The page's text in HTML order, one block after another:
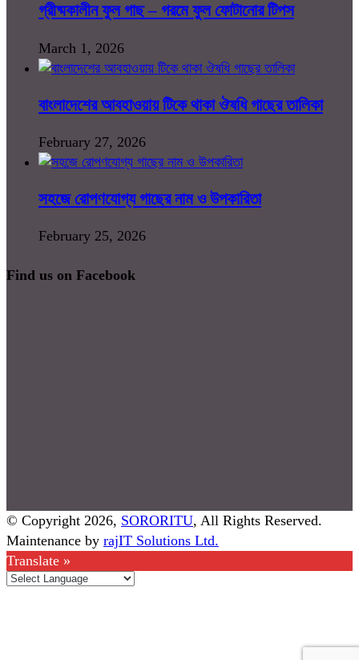
গ্রীষ্মকালীন ফুল গাছ – গরমে ফুল ফোটানোর টিপস
March 1, 2026
বাংলাদেশের আবহাওয়ায় টিকে থাকা ঔষধি গাছের তালিকা
February 27, 2026
সহজে রোপণযোগ্য গাছের নাম ও উপকারিতা
February 25, 2026
Find us on Facebook
© Copyright 2026, SORORITU, All Rights Reserved.
Maintenance by rajIT Solutions Ltd.
Translate »